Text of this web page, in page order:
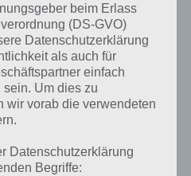
beim Erlass
(DS-GVO)
Datenschutzerklärung
als auch für
einfach
sein. Um dies zu
wir vorab die verwendeten
Datenschutzerklärung
Begriffe: